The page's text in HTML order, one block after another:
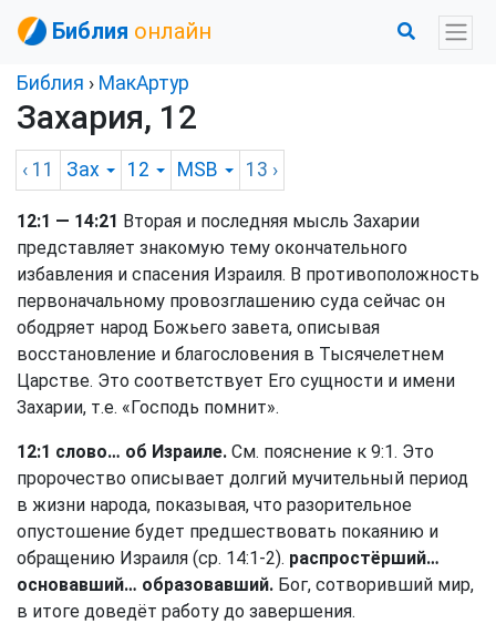
Библия онлайн
Библия › МакАртур
Захария, 12
‹ 11 Зах 12 MSB 13 ›
12:1 — 14:21 Вторая и последняя мысль Захарии
представляет знакомую тему окончательного
избавления и спасения Израиля. В противоположность
первоначальному провозглашению суда сейчас он
ободряет народ Божьего завета, описывая
восстановление и благословения в Тысячелетнем
Царстве. Это соответствует Его сущности и имени
Захарии, т.е. «Господь помнит».
12:1 слово… об Израиле. См. пояснение к 9:1. Это
пророчество описывает долгий мучительный период
в жизни народа, показывая, что разорительное
опустошение будет предшествовать покаянию и
обращению Израиля (ср. 14:1-2). распростёрший…
основавший… образовавший. Бог, сотворивший мир,
в итоге доведёт работу до завершения.